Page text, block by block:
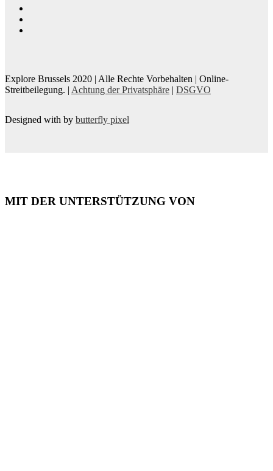
Explore Brussels 2020 | Alle Rechte Vorbehalten | Online-
Streitbeilegung. | Achtung der Privatsphäre DSGVO
Designed with by butterfly pixel
MIT DER UNTERSTÜTZUNG VON